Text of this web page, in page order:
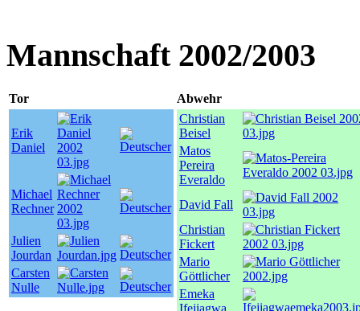
Mannschaft 2002/2003
Tor Abwehr
Erik
Daniel
Michael
Rechner
Julien
Jourdan
Carsten
Nulle
Christian
Beisel
Matos
Pereira
Everaldo
David Fall
Christian
Fickert
Mario
Göttlicher
Emeka
Ifejiagwa